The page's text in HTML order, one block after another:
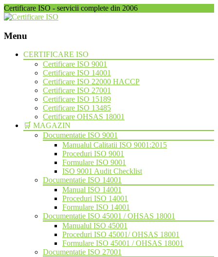
Certificare ISO - servicii complete din 2006
Menu
Skip
CERTIFICARE ISO
Certificare ISO 9001
Certificare ISO 14001
Certificare ISO 22000 HACCP
Certificare ISO 27001
Certificare ISO 15189
Certificare ISO 13485
Certificare OHSAS 18001
🛒 MAGAZIN
Documentatie ISO 9001
Manualul Calitatii ISO 9001:2015
Proceduri ISO 9001
Formulare ISO 9001
ISO 9001 Audit Checklist
Documentatie ISO 14001
Manual ISO 14001
Proceduri ISO 14001
Formulare ISO 14001
Documentatie ISO 45001 / OHSAS 18001
Manualul ISO 45001
Proceduri ISO 45001/ OHSAS 18001
Formulare ISO 45001 / OHSAS 18001
Documentatie ISO 27001